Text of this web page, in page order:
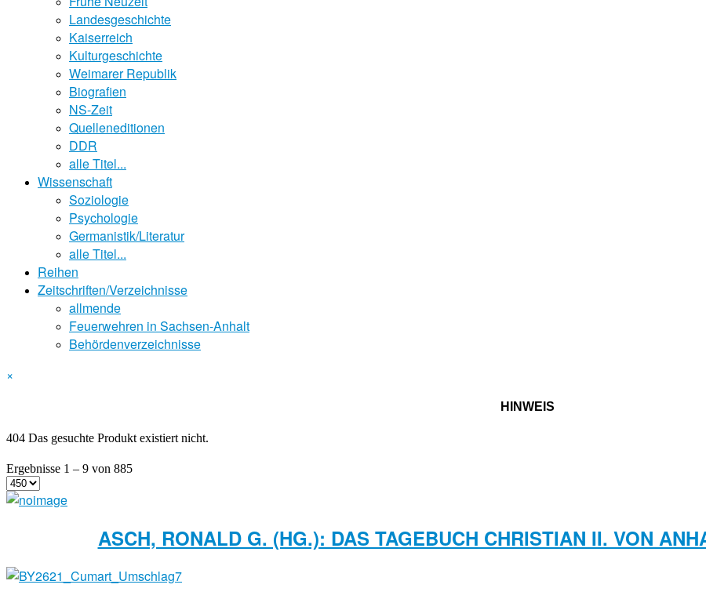
Landesgeschichte
Kaiserreich
Kulturgeschichte
Weimarer Republik
Biografien
NS-Zeit
Quelleneditionen
DDR
alle Titel...
Wissenschaft
Soziologie
Psychologie
Germanistik/Literatur
alle Titel...
Reihen
Zeitschriften/Verzeichnisse
allmende
Feuerwehren in Sachsen-Anhalt
Behördenverzeichnisse
×
HINWEIS
404 Das gesuchte Produkt existiert nicht.
Ergebnisse 1 – 9 von 885
ASCH, RONALD G. (HG.): DAS TAGEBUCH CHRISTIAN II. VON